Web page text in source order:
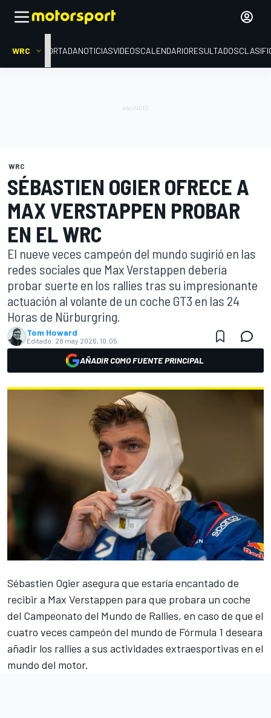
WRC PORTADANOTICIASVIDEOSCALENDARIORESULTADOS
WRC
SÉBASTIEN OGIER OFRECE A
MAX VERSTAPPEN PROBAR
EN EL WRC
El nueve veces campeón del mundo sugirió en las
redes sociales que Max Verstappen debería
probar suerte en los rallies tras su impresionante
actuación al volante de un coche GT3 en las 24
Horas de Nürburgring.
Tom Howard
Editado: 28 may 2026, 10:05
AÑADIR COMO FUENTE PRINCIPAL
Sébastien Ogierasegura que estaría encantado de
recibir a Max Verstappen para que probara un coche
del Campeonato del Mundo de Rallies, en caso de que el
cuatro veces campeón del mundo de Fórmula 1 deseara
añadir los rallies a sus actividades extraesportivas en el
mundo del motor.